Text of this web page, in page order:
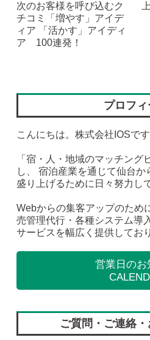
次のお客様を呼び込むク
チコミ「増やす」アイデ
ィア 「活かす」アイディ
ア 100連発！
プロフ
こんにちは。株式会社IOSです
「宿・人・地域のマッチング
し、 宿泊産業を通じて仙台
盛り上げるために日々努力し
Webからの集客アップのため
売管理代行・各種システム導
サービスを幅広く提供してお
営業日のお
ご質問・ご連絡